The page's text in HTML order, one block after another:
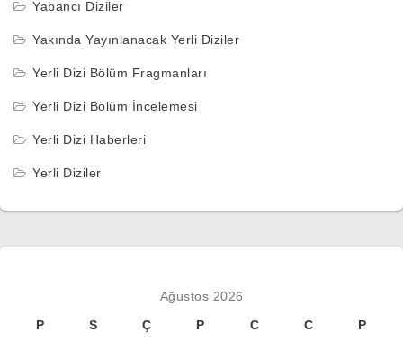
Yabancı Diziler
Yakında Yayınlanacak Yerli Diziler
Yerli Dizi Bölüm Fragmanları
Yerli Dizi Bölüm İncelemesi
Yerli Dizi Haberleri
Yerli Diziler
Ağustos 2026
P
S Ç P C C
P